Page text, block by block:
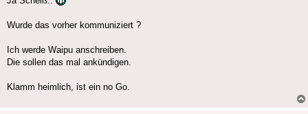
Wurde das vorher kommuniziert ?
Ich werde Waipu anschreiben.
Die sollen das mal ankündigen.
Klamm heimlich, ist ein no Go.